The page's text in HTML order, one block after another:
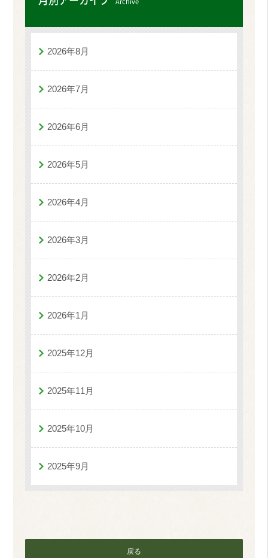
2026年8月
2026年7月
2026年6月
2026年5月
2026年4月
2026年3月
2026年2月
2026年1月
2025年12月
2025年11月
2025年10月
2025年9月
戻る